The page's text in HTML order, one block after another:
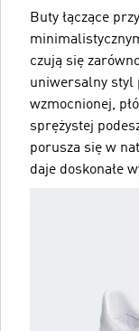
Buty łączące
czują się
uniwersalny styl
wzmocnionej,
sprężystej
porusza się w
daje doskonałe